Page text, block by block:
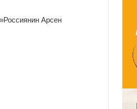
Россиянин Арсен